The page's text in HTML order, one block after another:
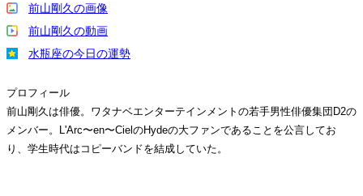
前山剛久の画像
前山剛久の動画
水瓶座の今日の運勢
プロフィール
前山剛久は俳優。ワタナベエンターテインメントの若手男性俳優集団D2の
メンバー。L'Arc〜en〜CielのHydeの大ファンであることを公言してお
り、学生時代はコピーバンドを結成していた。